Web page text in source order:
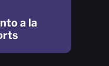
a la